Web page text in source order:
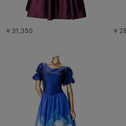
￥31,350 ￥